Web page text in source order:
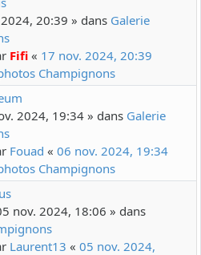
20:39 » dans Galerie
Fifi « 17 nov. 2024, 20:39
Champignons
2024, 19:34 » dans Galerie
Fouad « 06 nov. 2024, 19:34
Champignons
nov. 2024, 18:06 » dans
Laurent13 « 05 nov. 2024,